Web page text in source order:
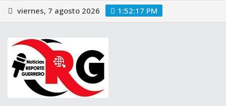
Saltar
al
viernes, 7 agosto 2026 1:52:18 PM